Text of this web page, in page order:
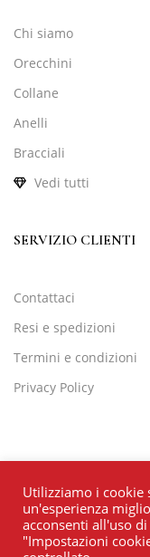
Chi siamo
Orecchini
Collane
Anelli
Bracciali
Vedi tutti
SERVIZIO CLIENTI
Contattaci
Resi e spedizioni
Termini e condizioni
Privacy Policy
Utilizziamo i
un'esperienza
acconsenti all'uso
"Impostazioni